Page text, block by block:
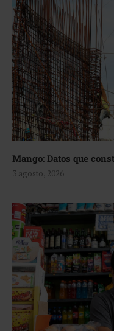
Mango: Datos que
3 agosto, 2026